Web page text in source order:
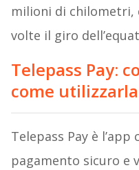
milioni di chilometri,
volte il giro
Telepass Pay:
come utilizzarla
Telepass Pay è
pagamento sicuro e